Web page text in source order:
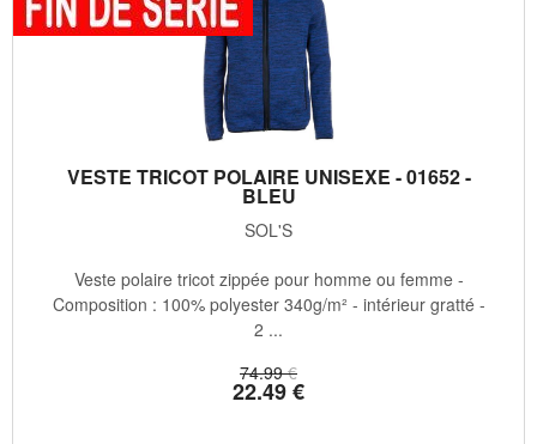
VESTE TRICOT POLAIRE UNISEXE - 01652 -
BLEU
SOL'S
74.99 €
22.49€
Veste polaire tricot zippée pour homme ou femme -
Composition : 100% polyester 340g/m² - intérieur gratté -
2 ...